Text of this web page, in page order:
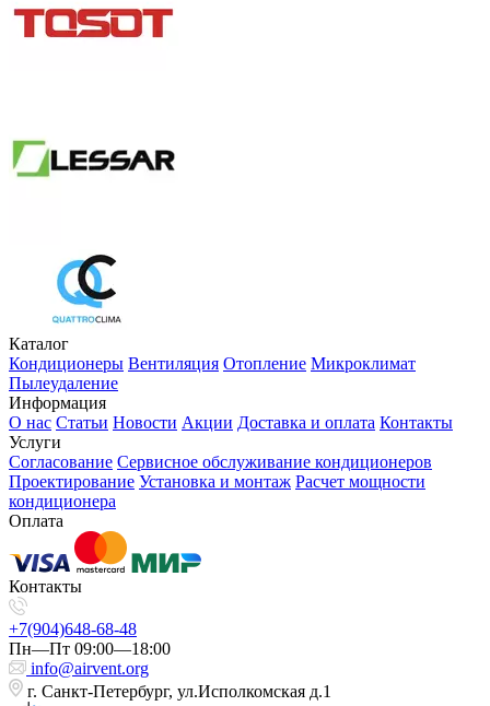
Каталог
Кондиционеры Вентиляция Отопление Микроклимат
Пылеудаление
Информация
О нас Статьи Новости Акции Доставка и оплата Контакты
Услуги
Согласование Сервисное обслуживание кондиционеров
Проектирование Установка и монтаж Расчет мощности
кондиционера
Оплата
Контакты
+7(904)648-68-48
Пн—Пт 09:00—18:00
info@airvent.org
г. Санкт-Петербург, ул.Исполкомская д.1